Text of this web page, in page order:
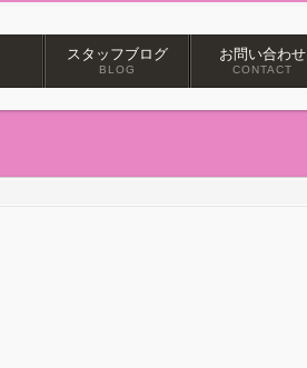
スタッフブログ
BLOG
お問い合わせ
CONTACT